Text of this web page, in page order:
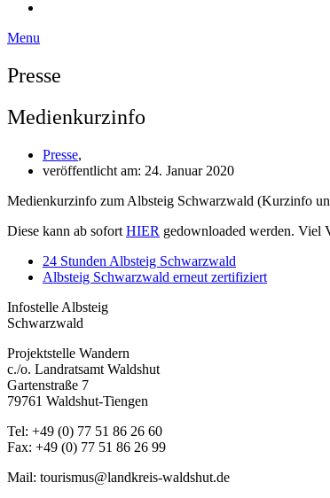
Menu
Presse
Medienkurzinfo
Presse,
veröffentlicht am: 24. Januar 2020
Medienkurzinfo zum Albsteig Schwarzwald (Kurzinfo
Diese kann ab sofort HIER gedownloaded werden. Viel
24 Stunden Albsteig Schwarzwald
Albsteig Schwarzwald erneut zertifiziert
Infostelle Albsteig
Schwarzwald
Projektstelle Wandern
c./o. Landratsamt Waldshut
Gartenstraße 7
79761 Waldshut-Tiengen
Tel: +49 (0) 77 51 86 26 60
Fax: +49 (0) 77 51 86 26 99
Mail: tourismus@landkreis-waldshut.de